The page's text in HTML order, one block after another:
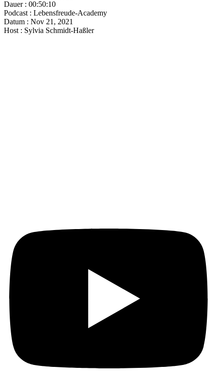
Dauer : 00:50:10
Podcast : Lebensfreude-Academy
Datum : Nov 21, 2021
Host : Sylvia Schmidt-Haßler